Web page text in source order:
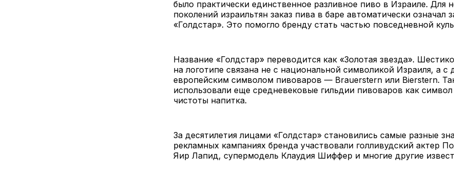
было практически единственное разливное пиво в Израиле. Для
поколений израильтян заказ пива в баре автоматически означал
«Голдстар». Это помогло бренду стать частью повседневной
Название «Голдстар» переводится как «Золотая звезда».
на логотипе связана не с национальной символикой Израиля, а с
европейским символом пивоваров — Brauerstern или Bierstern.
использовали еще средневековые гильдии пивоваров как символ
чистоты напитка.
За десятилетия лицами «Голдстар» становились самые разные
рекламных кампаниях бренда участвовали голливудский актер
Яир Лапид, супермодель Клаудия Шиффер и многие другие